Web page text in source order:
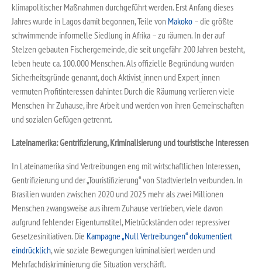
klimapolitischer Maßnahmen durchgeführt werden. Erst Anfang dieses
Jahres wurde in Lagos damit begonnen, Teile von Makoko – die größte
schwimmende informelle Siedlung in Afrika – zu räumen. In der auf
Stelzen gebauten Fischergemeinde, die seit ungefähr 200 Jahren besteht,
leben heute ca. 100.000 Menschen. Als offizielle Begründung wurden
Sicherheitsgründe genannt, doch Aktivist_innen und Expert_innen
vermuten Profitinteressen dahinter. Durch die Räumung verlieren viele
Menschen ihr Zuhause, ihre Arbeit und werden von ihren Gemeinschaften
und sozialen Gefügen getrennt.
Lateinamerika: Gentrifizierung, Kriminalisierung und touristische Interessen
In Lateinamerika sind Vertreibungen eng mit wirtschaftlichen Interessen,
Gentrifizierung und der „Touristifizierung“ von Stadtvierteln verbunden. In
Brasilien wurden zwischen 2020 und 2025 mehr als zwei Millionen
Menschen zwangsweise aus ihrem Zuhause vertrieben, viele davon
aufgrund fehlender Eigentumstitel, Mietrückständen oder repressiver
Gesetzesinitiativen. Die Kampagne „Null Vertreibungen“dokumentiert
eindrücklich, wie soziale Bewegungen kriminalisiert werden und
Mehrfachdiskriminierung die Situation verschärft.